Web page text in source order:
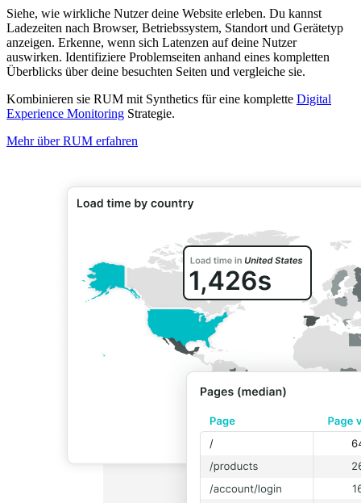
Siehe, wie wirkliche Nutzer deine Website erleben. Du kannst
Ladezeiten nach Browser, Betriebssystem, Standort und Gerätetyp
anzeigen. Erkenne, wenn sich Latenzen auf deine Nutzer
auswirken. Identifiziere Problemseiten anhand eines kompletten
Überblicks über deine besuchten Seiten und vergleiche sie.
Kombinieren sie RUM mit Synthetics für eine komplette Digital
Experience Monitoring Strategie.
Mehr über RUM erfahren